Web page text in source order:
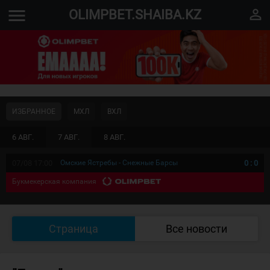
menu OLIMPBET.SHAIBA.KZ perm_identity
6 АВГ. 7 АВГ. 8 АВГ.
ИЗБРАННОЕ МХЛ ВХЛ
Омские Ястребы - Снежные Барсы 0 : 0
Букмекерская компания
Страница Все новости